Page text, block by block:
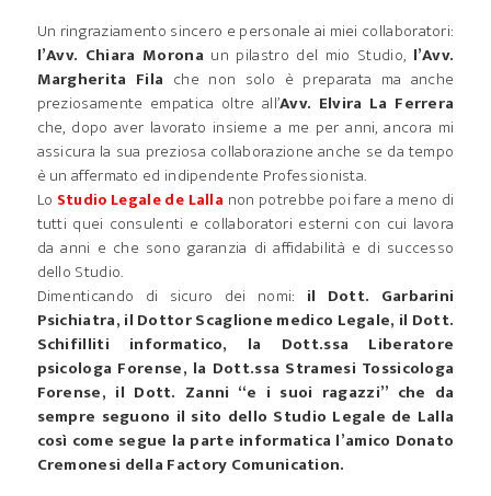
Un ringraziamento sincero e personale ai miei collaboratori:
l’Avv. Chiara Morona un pilastro del mio Studio, l’Avv.
Margherita Fila che non solo è preparata ma anche
preziosamente empatica oltre all’Avv. Elvira La Ferrera
che, dopo aver lavorato insieme a me per anni, ancora mi
assicura la sua preziosa collaborazione anche se da tempo
è un affermato ed indipendente Professionista.
Lo Studio Legale de Lalla non potrebbe poi fare a meno di
tutti quei consulenti e collaboratori esterni con cui lavora
da anni e che sono garanzia di affidabilità e di successo
dello Studio.
Dimenticando di sicuro dei nomi: il Dott. Garbarini
Psichiatra, il Dottor Scaglione medico Legale, il Dott.
Schifilliti informatico, la Dott.ssa Liberatore
psicologa Forense, la Dott.ssa Stramesi Tossicologa
Forense, il Dott. Zanni “e i suoi ragazzi” che da
sempre seguono il sito dello Studio Legale de Lalla
così come segue la parte informatica l’amico Donato
Cremonesi della Factory Comunication.